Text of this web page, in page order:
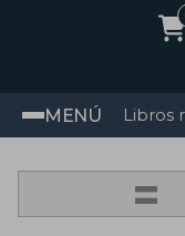
MENÚ Libros
=